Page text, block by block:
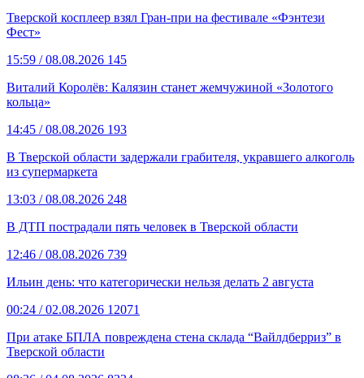
Тверской косплеер взял Гран-при на фестивале «Фэнтези
Фест»
15:59 / 08.08.2026 145
Виталий Королёв: Калязин станет жемчужиной «Золотого
кольца»
14:45 / 08.08.2026 193
В Тверской области задержали грабителя, укравшего алкоголь
из супермаркета
13:03 / 08.08.2026 248
В ДТП пострадали пять человек в Тверской области
12:46 / 08.08.2026 739
Ильин день: что категорически нельзя делать 2 августа
00:24 / 02.08.2026 12071
При атаке БПЛА повреждена стена склада “Вайлдберриз” в
Тверской области